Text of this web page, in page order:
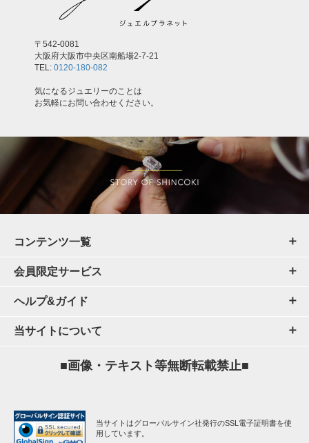
〒542-0081
大阪府大阪市中央区南船場2-7-21
TEL: 0120-180-082
気になるジュエリーのことは
お気軽にお問い合わせください。
コンテンツ一覧
会員限定サービス
ヘルプ&ガイド
当サイトについて
■画像・テキスト等無断転載禁止■
当サイトはグローバルサイン社発行のSSL電子証明書を使
用しています。